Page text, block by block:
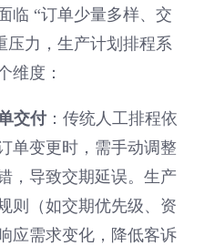
临 “订单少量多样、交
压力，生产计划排程系
维度：
交付：传统人工排程依
单变更时，需手动调整
，导致交期延误。生产
则（如交期优先级、资
应需求变化，降低客诉